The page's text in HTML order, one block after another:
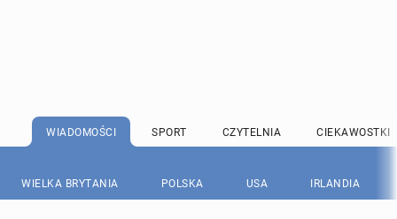
WIADOMOŚCI SPORT CZYTELNIA CIEKAWOSTKI
WIELKA BRYTANIA POLSKA USA IRLANDIA